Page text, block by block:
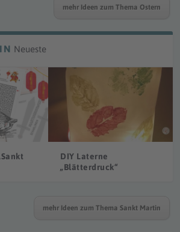
mehr Ideen zum Thema Ostern
Neueste
DIY Laterne
„Blätterdruck“
mehr Ideen zum Thema Sankt Martin